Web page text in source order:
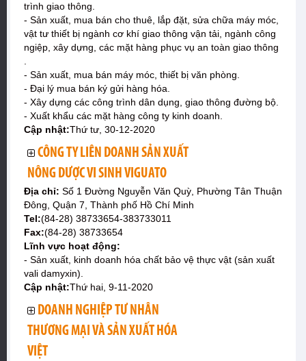
trình giao thông.
- Sản xuất, mua bán cho thuê, lắp đặt, sửa chữa máy móc,
vật tư thiết bị ngành cơ khí giao thông vận tải, ngành công
ngiệp, xây dựng, các mặt hàng phục vụ an toàn giao thông
- Sản xuất, mua bán máy móc, thiết bị văn phòng.
- Đại lý mua bán ký gửi hàng hóa.
- Xây dựng các công trình dân dụng, giao thông đường bộ.
- Xuất khẩu các mặt hàng công ty kinh doanh.
Cập nhật:Thứ tư, 30-12-2020
CÔNG TY LIÊN DOANH SẢN XUẤT
NÔNG DƯỢC VI SINH VIGUATO
Địa chỉ: Số 1 Đường Nguyễn Văn Quỳ, Phường Tân Thuận
Đông, Quận 7, Thành phố Hồ Chí Minh
Tel:(84-28) 38733654-383733011
Fax:(84-28) 38733654
Lĩnh vực hoạt động:
- Sản xuất, kinh doanh hóa chất bảo vệ thực vật (sản xuất
vali damyxin).
Cập nhật:Thứ hai, 9-11-2020
DOANH NGHIỆP TƯ NHÂN
THƯƠNG MẠI VÀ SẢN XUẤT HÓA
VIỆT